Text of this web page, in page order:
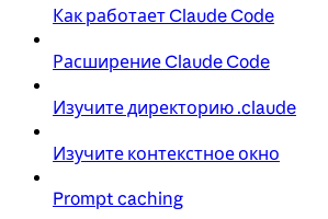
Как работает Claude Code
Расширение Claude Code
Изучите директорию .claude
Изучите контекстное окно
Prompt caching